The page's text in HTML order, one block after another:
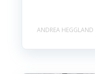
ANDREA HEGGLAND